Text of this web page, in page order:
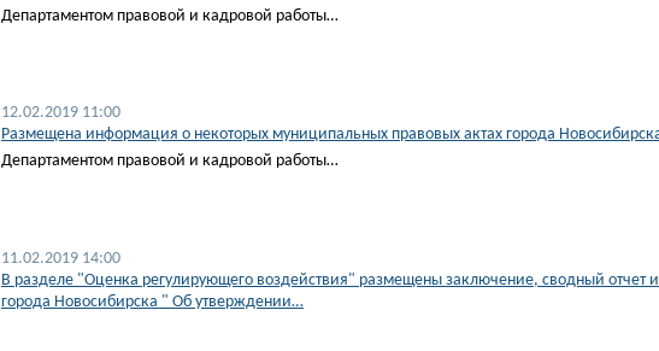
Департаментом правовой и кадровой работы…
12.02.2019 11:00
Размещена информация о некоторых муниципальных правовых актах города
Департаментом правовой и кадровой работы…
11.02.2019 14:00
В разделе "Оценка регулирующего воздействия" размещены заключение, сводный отчет
города Новосибирска " Об утверждении…